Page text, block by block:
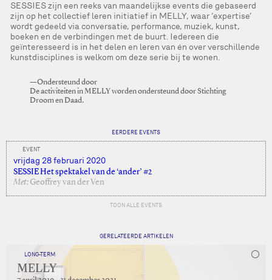
SESSIES zijn een reeks van maandelijkse events die gebaseerd
zijn op het collectief leren initiatief in MELLY, waar ‘expertise’
wordt gedeeld via conversatie, performance, muziek, kunst,
boeken en de verbindingen met de buurt. Iedereen die
geïnteresseerd is in het delen en leren van én over verschillende
kunstdisciplines is welkom om deze serie bij te wonen.
—Ondersteund door
De activiteiten in MELLY worden ondersteund door Stichting
Droom en Daad.
EERDERE EVENTS
EVENT
vrijdag 28 februari 2020
SESSIE Het spektakel van de ‘ander’ #2
Met: Geoffrey van der Ven
TOON ALLE EVENTS
GERELATEERDE ARTIKELEN
LONG-TERM
MELLY